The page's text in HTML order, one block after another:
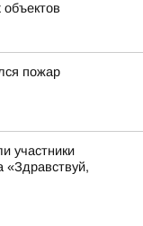
пожар
участники
«Здравствуй,